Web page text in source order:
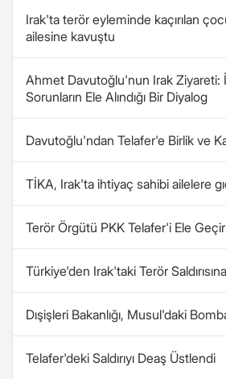
Irak'ta terör eyleminde kaçırılan
ailesine kavuştu
Ahmet Davutoğlu'nun Irak Ziyareti:
Sorunların Ele Alındığı Bir Diyalog
Davutoğlu'ndan Telafer'e Birlik ve
TİKA, Irak'ta ihtiyaç sahibi ailelere
Terör Örgütü PKK Telafer'i Ele
Türkiye'den Irak'taki Terör
Dışişleri Bakanlığı, Musul'daki
Telafer'deki Saldırıyı Deaş Üstlendi